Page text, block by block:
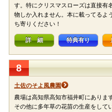
す。特にクリスマスローズは直接有
物しか入れません。本に載ってるよ
ち寄りください！
詳 細 特典有り
8
土佐のそよ風農園
農場は高知県高知市福井町にありま
その他に多年草の花苗の生産をして